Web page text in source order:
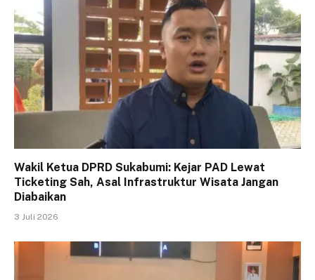
Wakil Ketua DPRD Sukabumi: Kejar PAD Lewat
Ticketing Sah, Asal Infrastruktur Wisata Jangan
Diabaikan
3 Juli 2026